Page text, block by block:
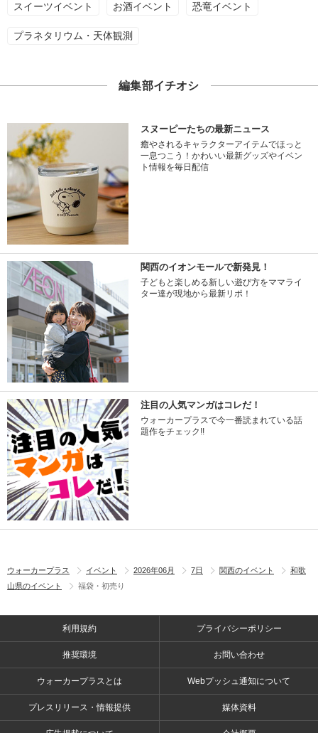
スイーツイベント お酒イベント 恐竜イベント
プラネタリウム・天体観測
編集部イチオシ
スヌーピーたちの最新ニュース
癒やされるキャラクターアイテムでほっと
一息つこう！かわいい最新グッズやイベン
ト情報を毎日配信
関西のイオンモールで新発見！
子どもと楽しめる新しい遊び方をママライ
ター達が現地から最新リポ！
注目の人気マンガはコレだ！
ウォーカープラスで今一番読まれている話
題作をチェック!!
ウォーカープラス イベント 2026年06月 7日 関西のイベント
和歌
山県のイベント
福袋・初売り
利用規約 プライバシーポリシー
推奨環境 お問い合わせ
ウォーカープラスとは Webプッシュ通知について
プレスリリース・情報提供 媒体資料